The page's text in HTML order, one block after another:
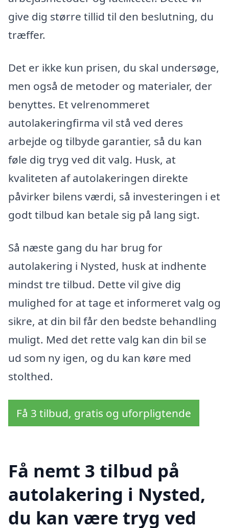
give dig større tillid til den beslutning, du
træffer.
Det er ikke kun prisen, du skal undersøge,
men også de metoder og materialer, der
benyttes. Et velrenommeret
autolakeringfirma vil stå ved deres
arbejde og tilbyde garantier, så du kan
føle dig tryg ved dit valg. Husk, at
kvaliteten af autolakeringen direkte
påvirker bilens værdi, så investeringen i et
godt tilbud kan betale sig på lang sigt.
Så næste gang du har brug for
autolakering i Nysted, husk at indhente
mindst tre tilbud. Dette vil give dig
mulighed for at tage et informeret valg og
sikre, at din bil får den bedste behandling
muligt. Med det rette valg kan din bil se
ud som ny igen, og du kan køre med
stolthed.
Få 3 tilbud, gratis og uforpligtende
Få nemt 3 tilbud på
autolakering i Nysted,
du kan være tryg ved